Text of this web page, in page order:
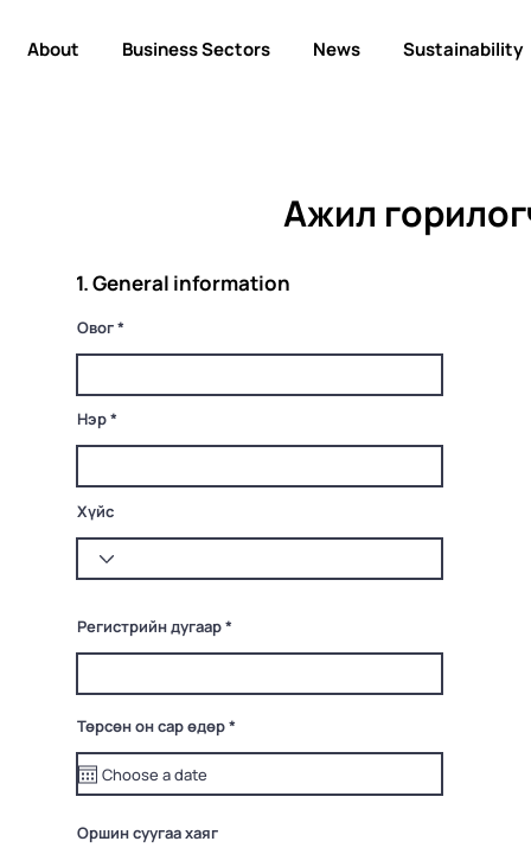
About Business Sectors News Sustainability
Ажил
1. General information
Овог
Нэр
Хүйс
Регистрийн дугаар
Төрсөн он сар өдөр*
q
r
Оршин суугаа хаяг